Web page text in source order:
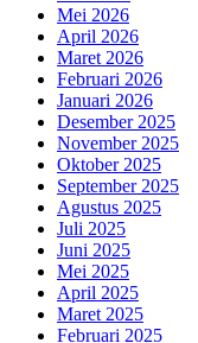
Mei 2026
April 2026
Maret 2026
Februari 2026
Januari 2026
Desember 2025
November 2025
Oktober 2025
September 2025
Agustus 2025
Juli 2025
Juni 2025
Mei 2025
April 2025
Maret 2025
Februari 2025